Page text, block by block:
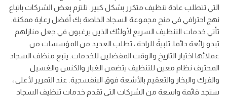
التي تتطلب عادة تنظيف متكرر بشكل كبير. تلتزم بعض الشركات باتباع
نهج احترافي في منح مجموعة السجاد الخاصة بك أفضل رعاية ممكنة.
تأتي خدمات التنظيف السريع لأولئك الذين يرغبون في جعل منازلهم
تبدو رائعة دائما. تلبيةً للراحة ، تطلب العديد من المؤسسات من
عملائها اختيار التاريخ والوقت المفضلين للخدمات. يتبع منظف السجاد
المحترف نظام معين للتنظيف يتضمن الغبار والكنس والغسيل
والفرك والبخار والتعقيم بالأشعة فوق البنفسجية. عند التمرير لأعلى ،
ستجد قائمة واسعة من الشركات التي تقدم خدمات تنظيف السجاد